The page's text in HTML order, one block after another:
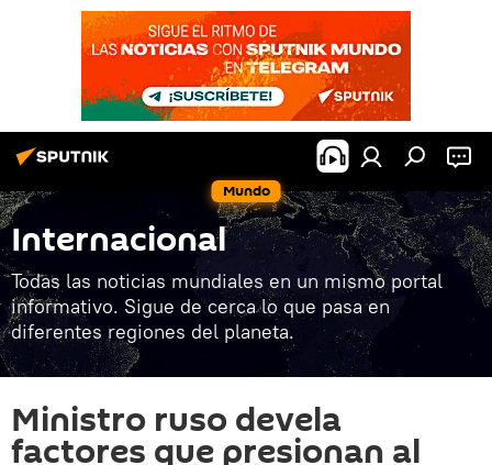
Mundo
Internacional
Todas las noticias mundiales en un mismo portal
informativo. Sigue de cerca lo que pasa en
diferentes regiones del planeta.
Ministro ruso devela
factores que presionan al